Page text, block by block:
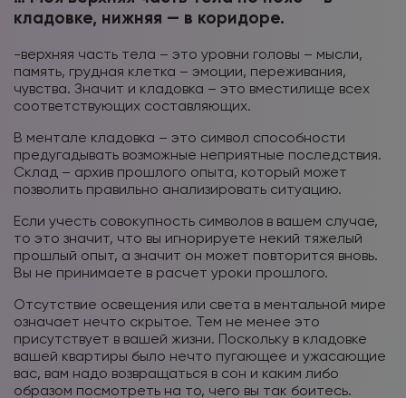
кладовке, нижняя — в коридоре.
-верхняя часть тела – это уровни головы – мысли,
память, грудная клетка – эмоции, переживания,
чувства. Значит и кладовка – это вместилище всех
соответствующих составляющих.
В ментале кладовка – это символ способности
предугадывать возможные неприятные последствия.
Склад – архив прошлого опыта, который может
позволить правильно анализировать ситуацию.
Если учесть совокупность символов в вашем случае,
то это значит, что вы игнорируете некий тяжелый
прошлый опыт, а значит он может повторится вновь.
Вы не принимаете в расчет уроки прошлого.
Отсутствие освещения или света в ментальной мире
означает нечто скрытое. Тем не менее это
присутствует в вашей жизни. Поскольку в кладовке
вашей квартиры было нечто пугающее и ужасающие
вас, вам надо возвращаться в сон и каким либо
образом посмотреть на то, чего вы так боитесь.